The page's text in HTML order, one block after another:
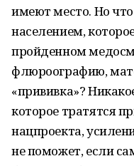
имеют место. Но
населением,
пройденном
флюроографию,
«прививка»?
которое тратятся
нацпроекта,
не поможет, если